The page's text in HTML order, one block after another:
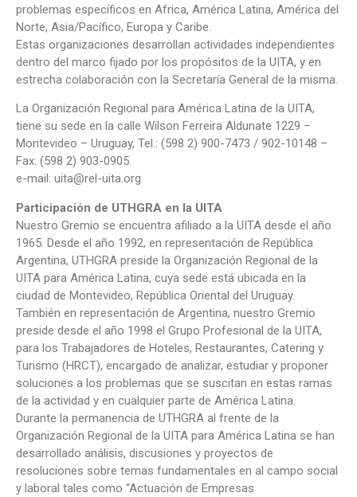
problemas específicos en Africa, América Latina, América del
Norte, Asia/Pacífico, Europa y Caribe.
Estas organizaciones desarrollan actividades independientes
dentro del marco fijado por los propósitos de la UITA, y en
estrecha colaboración con la Secretaría General de la misma.
La Organización Regional para América Latina de la UITA,
tiene su sede en la calle Wilson Ferreira Aldunate 1229 –
Montevideo – Uruguay, Tel.: (598 2) 900-7473 / 902-10148 –
Fax: (598 2) 903-0905.
e-mail: uita@rel-uita.org
Participación de UTHGRA en la UITA
Nuestro Gremio se encuentra afiliado a la UITA desde el año
1965. Desde el año 1992, en representación de República
Argentina, UTHGRA preside la Organización Regional de la
UITA para América Latina, cuya sede está ubicada en la
ciudad de Montevideo, República Oriental del Uruguay.
También en representación de Argentina, nuestro Gremio
preside desde el año 1998 el Grupo Profesional de la UITA,
para los Trabajadores de Hoteles, Restaurantes, Catering y
Turismo (HRCT), encargado de analizar, estudiar y proponer
soluciones a los problemas que se suscitan en estas ramas
de la actividad y en cualquier parte de América Latina.
Durante la permanencia de UTHGRA al frente de la
Organización Regional de la UITA para América Latina se han
desarrollado análisis, discusiones y proyectos de
resoluciones sobre temas fundamentales en al campo social
y laboral tales como “Actuación de Empresas